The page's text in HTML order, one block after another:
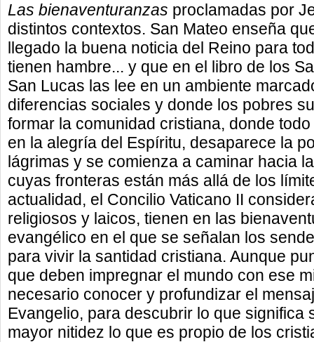
Las bienaventuranzas proclamadas por
distintos contextos. San Mateo enseña
llegado la buena noticia del Reino para
tienen hambre... y que en el libro de los
San Lucas las lee en un ambiente
diferencias sociales y donde los pobres
formar la comunidad cristiana, donde
en la alegría del Espíritu, desaparece la
lágrimas y se comienza a caminar hacia
cuyas fronteras están más allá de los
actualidad, el Concilio Vaticano II
religiosos y laicos, tienen en las
evangélico en el que se señalan los
para vivir la santidad cristiana. Aunque
que deben impregnar el mundo con ese
necesario conocer y profundizar el
Evangelio, para descubrir lo que significa
mayor nitidez lo que es propio de los